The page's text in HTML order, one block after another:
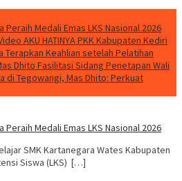
Medali Emas LKS Nasional 2026
AKU HATINYA PKK Kabupaten Kediri
Terapkan Keahlian setelah Pelatihan
Dhito Fasilitasi Sidang Penetapan Wali
di Tegowangi, Mas Dhito: Perkuat
Medali Emas LKS Nasional 2026
SMK Kartanegara Wates Kabupaten
Siswa (LKS) […]